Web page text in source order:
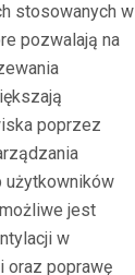
stosowanych w
pozwalają na
poprzez
użytkowników
jest
w
oraz poprawę